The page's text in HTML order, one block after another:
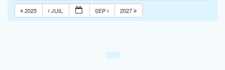
2025 JUIL SEP 2027